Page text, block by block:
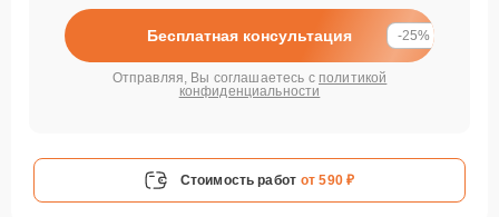
Бесплатная консультация -25%
Отправляя, Вы соглашаетесь с политикой
конфиденциальности
Стоимость работ от 590 ₽